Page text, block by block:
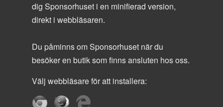
dig Sponsorhuset i en minifierad version,
direkt i webbläsaren.
Du påminns om Sponsorhuset när du
besöker en butik som finns ansluten hos oss.
Välj webbläsare för att installera: